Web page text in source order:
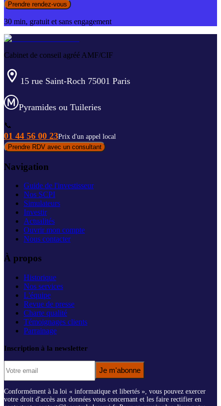
Prendre rendez-vous
30 min, gratuit et sans engagement
Cabinet de conseil agréé AMF/CIF
15 rue Saint-Roch 75001 Paris
Pyramides ou Tuileries
📞
01 44 56 00 23Prix d'un appel local
Prendre RDV avec un consultant
Navigation
Guide de l'investisseur
Nos SCPI
Simulateurs
Investir
Actualités
Ouvrir mon compte
Nous contacter
À propos
Historique
Nos services
L'équipe
Revue de presse
Charte qualité
Témoignages clients
Parrainage
Inscription à la newsletter
Je m'abonne
Conformément à la loi « informatique et libertés », vous pouvez exercer
votre droit d'accès aux données vous concernant et les faire rectifier en